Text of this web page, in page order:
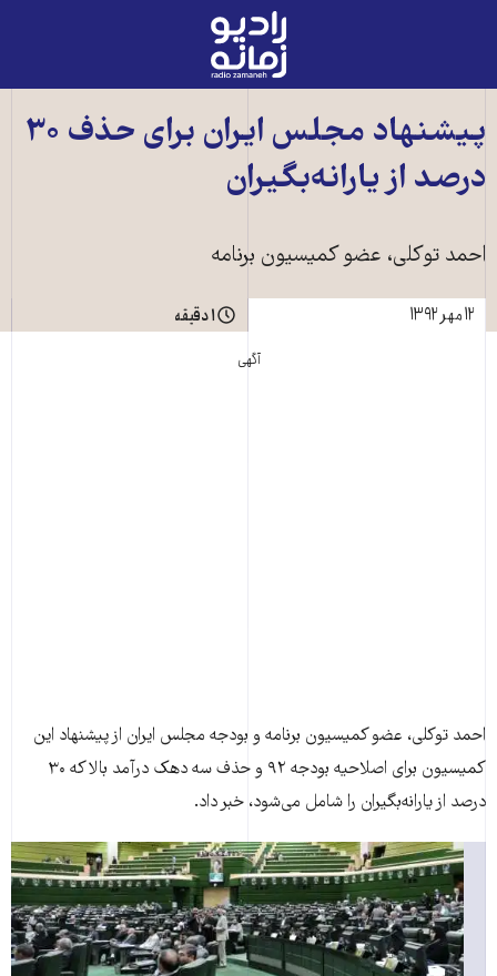
رادیو
زمانه
صفحه
اصلی
پيشنهاد مجلس ايران برای حذف ۳۰
درصد از یارانه‌بگیران
احمد توکلی، عضو کميسيون برنامه
۱۲ مهر ۱۳۹۲
۱ دقیقه
آگهی
احمد توکلی، عضو کميسيون برنامه و بودجه مجلس ايران از پيشنهاد اين
کميسيون برای اصلاحيه بودجه ۹۲ و حذف سه دهک درآمد بالا که ۳۰
درصد از يارانه‌بگيران را شامل می‌شود، خبر داد.